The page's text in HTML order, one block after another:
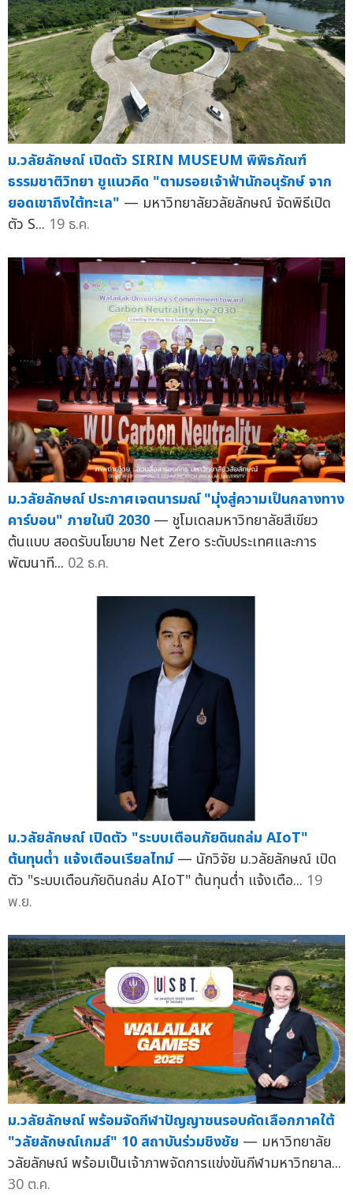
ม.วลัยลักษณ์ เปิดตัว SIRIN MUSEUM พิพิธภัณฑ์
ธรรมชาติวิทยา ชูแนวคิด "ตามรอยเจ้าฟ้านักอนุรักษ์ จาก
ยอดเขาถึงใต้ทะเล" — มหาวิทยาลัยวลัยลักษณ์ จัดพิธีเปิด
ตัว S... 19 ธ.ค.
ม.วลัยลักษณ์ ประกาศเจตนารมณ์ "มุ่งสู่ความเป็นกลางทาง
คาร์บอน" ภายในปี 2030 — ชูโมเดลมหาวิทยาลัยสีเขียว
ต้นแบบ สอดรับนโยบาย Net Zero ระดับประเทศและการ
พัฒนาที... 02 ธ.ค.
ม.วลัยลักษณ์ เปิดตัว "ระบบเตือนภัยดินถล่ม AIoT"
ต้นทุนต่ำ แจ้งเตือนเรียลไทม์ — นักวิจัย ม.วลัยลักษณ์ เปิด
ตัว "ระบบเตือนภัยดินถล่ม AIoT" ต้นทุนต่ำ แจ้งเตือ... 19
พ.ย.
ม.วลัยลักษณ์ พร้อมจัดกีฬาปัญญาชนรอบคัดเลือกภาคใต้
"วลัยลักษณ์เกมส์" 10 สถาบันร่วมชิงชัย — มหาวิทยาลัย
วลัยลักษณ์ พร้อมเป็นเจ้าภาพจัดการแข่งขันกีฬามหาวิทยาล...
30 ต.ค.